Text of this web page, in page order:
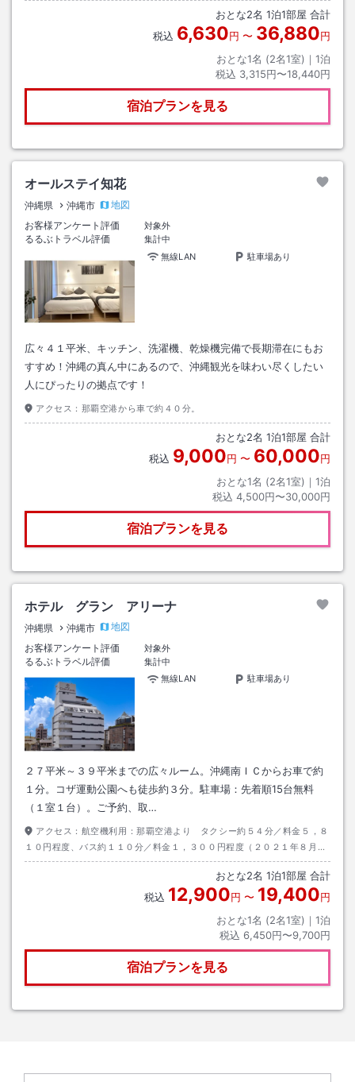
おとな2名 1泊1部屋 合計
税込 6,630円 〜 36,880円
おとな1名 (2名1室)｜ 1泊
税込 3,315円〜18,440円
宿泊プランを見る
オールステイ知花
沖縄県 沖縄市
地図
お客様アンケート評価
対象外
るるぶトラベル評価
集計中
無線LAN
駐車場あり
広々４１平米、キッチン、洗濯機、乾燥機完備で長期滞在にもお
すすめ！沖縄の真ん中にあるので、沖縄観光を味わい尽くしたい
人にぴったりの拠点です！
アクセス： 那覇空港から車で約４０分。
おとな2名 1泊1部屋 合計
税込 9,000円 〜 60,000円
おとな1名 (2名1室)｜ 1泊
税込 4,500円〜30,000円
宿泊プランを見る
ホテル グラン アリーナ
沖縄県 沖縄市
地図
お客様アンケート評価
対象外
るるぶトラベル評価
集計中
無線LAN
駐車場あり
２７平米～３９平米までの広々ルーム。沖縄南ＩＣからお車で約
１分。コザ運動公園へも徒歩約３分。駐車場：先着順15台無料
（１室１台）。ご予約、取…
アクセス： 航空機利用：那覇空港より タクシー約５４分／料金５，８
１０円程度、バス約１１０分／料金１，３００円程度（２０２１年８月現
在）、お車利用：沖縄自動車道「沖縄南Ｉ．Ｃ」より
おとな2名 1泊1部屋 合計
税込 12,900円 〜 19,400円
おとな1名 (2名1室)｜ 1泊
税込 6,450円〜9,700円
宿泊プランを見る